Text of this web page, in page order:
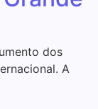
dos
A